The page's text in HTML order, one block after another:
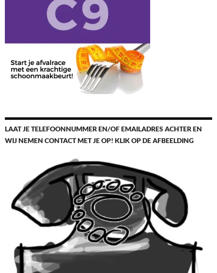
LAAT JE TELEFOONNUMMER EN/OF EMAILADRES ACHTER EN
WIJ NEMEN CONTACT MET JE OP! KLIK OP DE AFBEELDING